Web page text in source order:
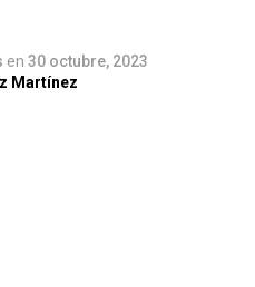
en 30 octubre, 2023
Martínez